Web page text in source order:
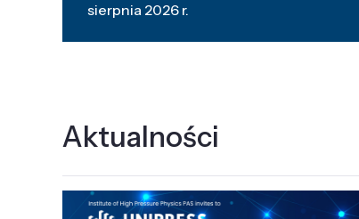
sierpnia 2026 r.
Aktualności